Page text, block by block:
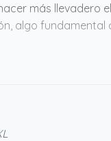
más llevadero
algo fundamental